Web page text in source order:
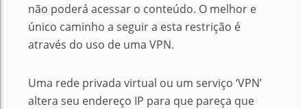
não poderá acessar o conteúdo. O melhor e
único caminho a seguir a esta restrição é
através do uso de uma VPN.
Uma rede privada virtual ou um serviço ‘VPN’
altera seu endereço IP para que pareça que